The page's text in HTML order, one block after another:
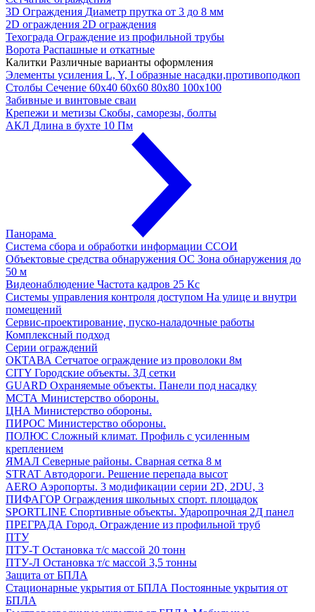
3D Ограждения Диаметр прутка от 3 до 8 мм
2D ограждения 2D ограждения
Техограда Ограждение из профильной трубы
Ворота Распашные и откатные
Калитки Различные варианты оформления
Элементы усиления L, Y, I образные насадки,противоподкоп
Столбы Сечение 60х40 60х60 80х80 100х100
Забивные и винтовые сваи
Крепежи и метизы Скобы, саморезы, болты
АКЛ Длина в бухте 10 Пм
Панорама
Система сбора и обработки информации ССОИ
Объектовые средства обнаружения ОС Зона обнаружения до
50 м
Видеонаблюдение Частота кадров 25 Кс
Системы управления контроля доступом На улице и внутри
помещений
Сервис-проектирование, пуско-наладочные работы
Комплексный подход
Серии ограждений
ОКТАВА Сетчатое ограждение из проволоки 8м
CITY Городские объекты. 3Д сетки
GUARD Охраняемые объекты. Панели под насадку
МСТА Министерство обороны.
ЦНА Министерство обороны.
ПИРОС Министерство обороны.
ПОЛЮС Сложный климат. Профиль с усиленным
креплением
ЯМАЛ Северные районы. Сварная сетка 8 м
STRAT Автодороги. Решение перепада высот
AERO Аэропорты. 3 модификации серии 2D, 2DU, 3
ПИФАГОР Ограждения школьных спорт. площадок
SPORTLINE Спортивные объекты. Ударопрочная 2Д панел
ПРЕГРАДА Город. Ограждение из профильной труб
ПТУ
ПТУ-Т Остановка т/c массой 20 тонн
ПТУ-Л Остановка т/c массой 3,5 тонны
Защита от БПЛА
Стационарные укрытия от БПЛА Постоянные укрытия от
БПЛА